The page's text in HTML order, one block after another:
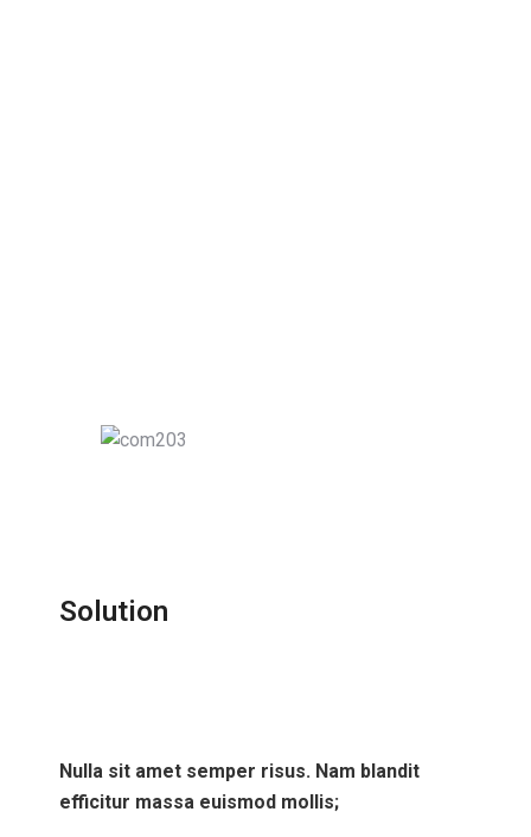
Solution
Nulla sit amet semper risus. Nam blandit
efficitur massa euismod mollis;